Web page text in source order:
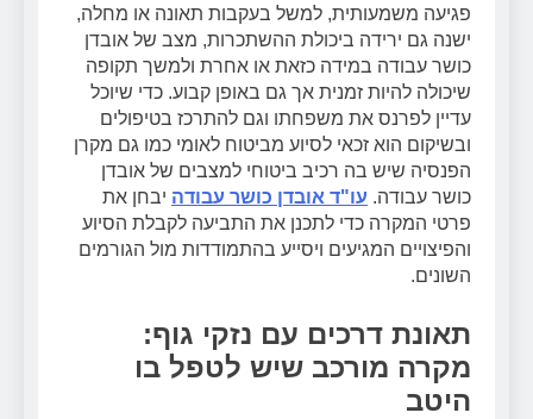
פגיעה משמעותית, למשל בעקבות תאונה או מחלה,
ישנה גם ירידה ביכולת ההשתכרות, מצב של אובדן
כושר עבודה במידה כזאת או אחרת ולמשך תקופה
שיכולה להיות זמנית אך גם באופן קבוע. כדי שיוכל
עדיין לפרנס את משפחתו וגם להתרכז בטיפולים
ובשיקום הוא זכאי לסיוע מביטוח לאומי כמו גם מקרן
הפנסיה שיש בה רכיב ביטוחי למצבים של אובדן
כושר עבודה. עו"ד אובדן כושר עבודה יבחן את
פרטי המקרה כדי לתכנן את התביעה לקבלת הסיוע
והפיצויים המגיעים ויסייע בהתמודדות מול הגורמים
השונים.
תאונת דרכים עם נזקי גוף:
מקרה מורכב שיש לטפל בו
היטב